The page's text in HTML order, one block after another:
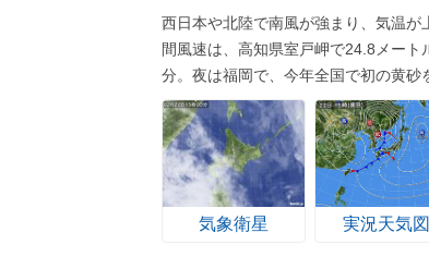
西日本や北陸で南風が強まり、気温
間風速は、高知県室戸岬で24.8メー
分。夜は福岡で、今年全国で初の黄砂
気象衛星 実況天気図